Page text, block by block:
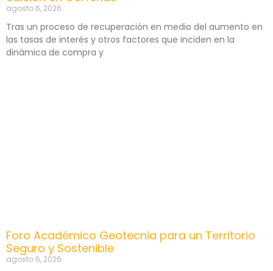
agosto 6, 2026
Tras un proceso de recuperación en medio del aumento en
las tasas de interés y otros factores que inciden en la
dinámica de compra y
Foro Académico Geotecnia para un Territorio
Seguro y Sostenible
agosto 6, 2026